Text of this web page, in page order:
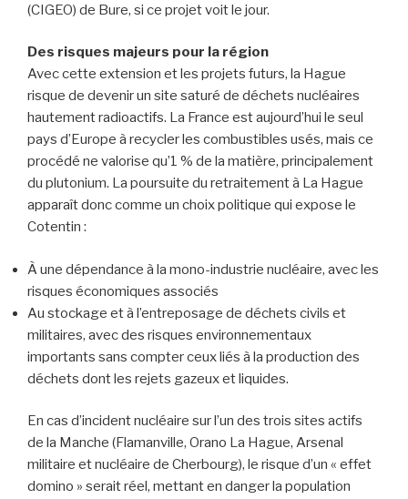
(CIGEO) de Bure, si ce projet voit le jour.
Des risques majeurs pour la région
Avec cette extension et les projets futurs, la Hague
risque de devenir un site saturé de déchets nucléaires
hautement radioactifs. La France est aujourd’hui le seul
pays d’Europe à recycler les combustibles usés, mais ce
procédé ne valorise qu’1 % de la matière, principalement
du plutonium. La poursuite du retraitement à La Hague
apparaît donc comme un choix politique qui expose le
Cotentin :
À une dépendance à la mono-industrie nucléaire, avec les
risques économiques associés
Au stockage et à l’entreposage de déchets civils et
militaires, avec des risques environnementaux
importants sans compter ceux liés à la production des
déchets dont les rejets gazeux et liquides.
En cas d’incident nucléaire sur l’un des trois sites actifs
de la Manche (Flamanville, Orano La Hague, Arsenal
militaire et nucléaire de Cherbourg), le risque d’un « effet
domino » serait réel, mettant en danger la population